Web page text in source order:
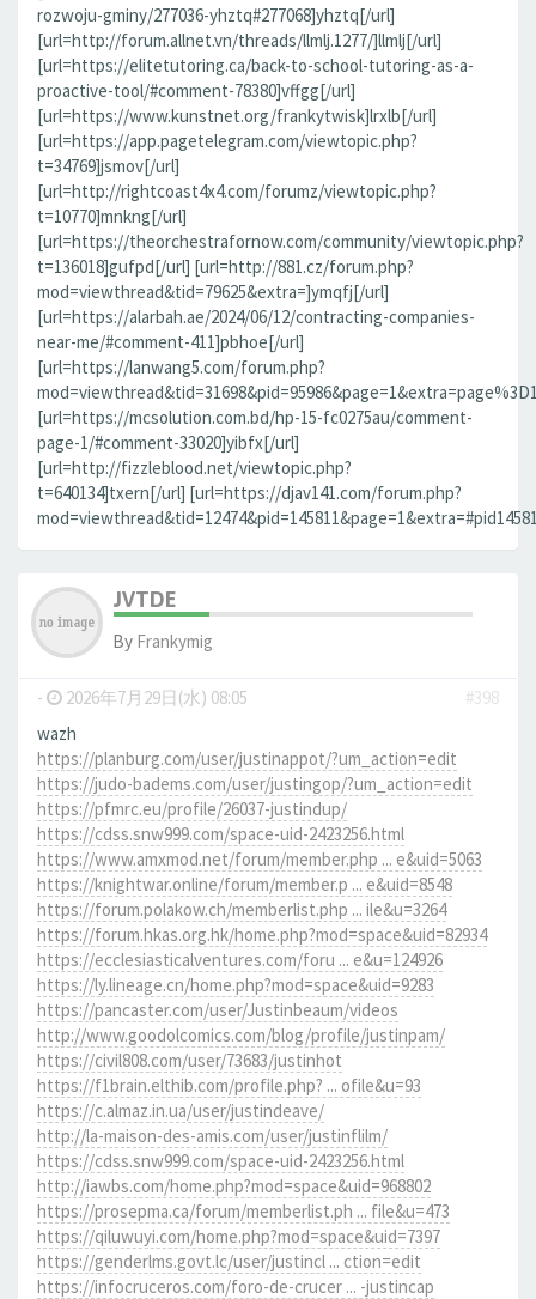
rozwoju-gminy/277036-yhztq#277068]yhztq[/url]
[url=http://forum.allnet.vn/threads/llmlj.1277/]llmlj[/url]
[url=https://elitetutoring.ca/back-to-school-tutoring-as-a-
proactive-tool/#comment-78380]vffgg[/url]
[url=https://www.kunstnet.org/frankytwisk]lrxlb[/url]
[url=https://app.pagetelegram.com/viewtopic.php?
t=34769]jsmov[/url]
[url=http://rightcoast4x4.com/forumz/viewtopic.php?
t=10770]mnkng[/url]
[url=https://theorchestrafornow.com/community/viewtopic.php?
t=136018]gufpd[/url] [url=http://881.cz/forum.php?
mod=viewthread&tid=79625&extra=]ymqfj[/url]
[url=https://alarbah.ae/2024/06/12/contracting-companies-
near-me/#comment-411]pbhoe[/url]
[url=https://lanwang5.com/forum.php?
[url=https://mcsolution.com.bd/hp-15-fc0275au/comment-
page-1/#comment-33020]yibfx[/url]
[url=http://fizzleblood.net/viewtopic.php?
t=640134]txern[/url] [url=https://djav141.com/forum.php?
JVTDE
By Frankymig
- 2026年7月29日(水) 08:05
#398
wazh
https://planburg.com/user/justinappot/?um_action=edit
https://judo-badems.com/user/justingop/?um_action=edit
https://pfmrc.eu/profile/26037-justindup/
https://cdss.snw999.com/space-uid-2423256.html
https://www.amxmod.net/forum/member.php ... e&uid=5063
https://knightwar.online/forum/member.p ... e&uid=8548
https://forum.polakow.ch/memberlist.php ... ile&u=3264
https://forum.hkas.org.hk/home.php?mod=space&uid=82934
https://ecclesiasticalventures.com/foru ... e&u=124926
https://ly.lineage.cn/home.php?mod=space&uid=9283
https://pancaster.com/user/Justinbeaum/videos
http://www.goodolcomics.com/blog/profile/justinpam/
https://civil808.com/user/73683/justinhot
https://f1brain.elthib.com/profile.php? ... ofile&u=93
https://c.almaz.in.ua/user/justindeave/
http://la-maison-des-amis.com/user/justinflilm/
https://cdss.snw999.com/space-uid-2423256.html
http://iawbs.com/home.php?mod=space&uid=968802
https://prosepma.ca/forum/memberlist.ph ... file&u=473
https://qiluwuyi.com/home.php?mod=space&uid=7397
https://genderlms.govt.lc/user/justincl ... ction=edit
https://infocruceros.com/foro-de-crucer ... -justincap